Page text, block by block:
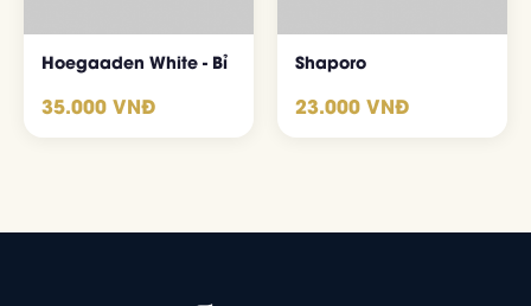
Hoegaaden White - Bỉ
35.000 VNĐ
Shaporo
23.000 VNĐ